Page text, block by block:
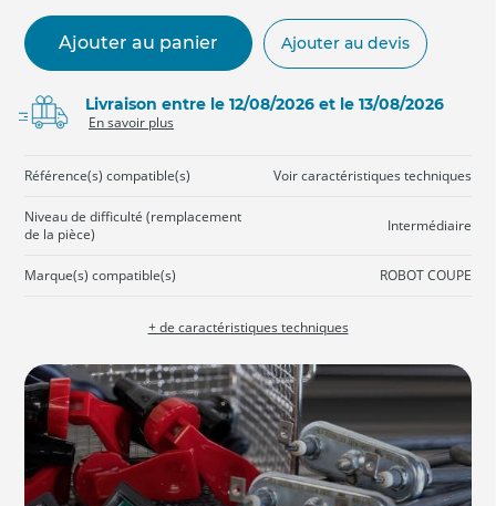
Ajouter au panier Ajouter au devis
Livraison entre le 12/08/2026 et le 13/08/2026
En savoir plus
Référence(s) compatible(s) Voir caractéristiques techniques
Niveau de difficulté (remplacement
de la pièce)
Intermédiaire
Marque(s) compatible(s) ROBOT COUPE
+ de caractéristiques techniques